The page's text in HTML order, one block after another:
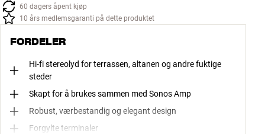
60 dagers åpent kjøp
10 års medlemsgaranti på dette produktet
FORDELER
Hi-fi stereolyd for terrassen, altanen og andre fuktige
steder
Skapt for å brukes sammen med Sonos Amp
Robust, værbestandig og elegant design
Forgylte terminaler